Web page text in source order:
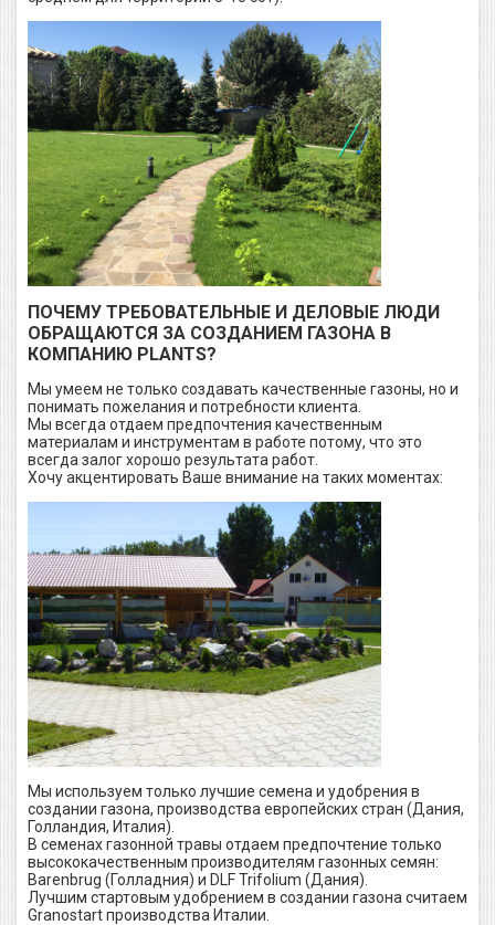
ПОЧЕМУ ТРЕБОВАТЕЛЬНЫЕ И ДЕЛОВЫЕ ЛЮДИ
ОБРАЩАЮТСЯ ЗА СОЗДАНИЕМ ГАЗОНА В
КОМПАНИЮ PLANTS?
Мы умеем не только создавать качественные газоны, но и
понимать пожелания и потребности клиента.
Мы всегда отдаем предпочтения качественным
материалам и инструментам в работе потому, что это
всегда залог хорошо результата работ.
Хочу акцентировать Ваше внимание на таких моментах:
Мы используем только лучшие семена и удобрения в
создании газона, производства европейских стран (Дания,
Голландия, Италия).
В семенах газонной травы отдаем предпочтение только
высококачественным производителям газонных семян:
Barenbrug (Голладния) и DLF Trifolium (Дания).
Лучшим стартовым удобрением в создании газона считаем
Granostart производства Италии.